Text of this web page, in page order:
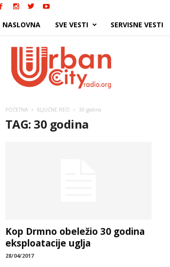
NASLOVNA SVE VESTI SERVISNE VESTI
POČETNA KLJUČNE REČI 30 godina
TAG: 30 godina
Kop Drmno obeležio 30 godina
eksploatacije uglja
28/04/2017